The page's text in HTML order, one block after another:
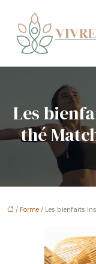
Les
thé
/ Forme / Les bienfaits